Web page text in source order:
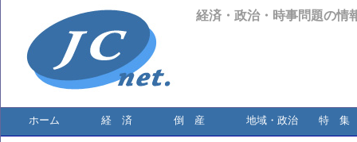
経済・政治・時事問題の情
ホーム 経 済 倒 産 地域・政治 特 集